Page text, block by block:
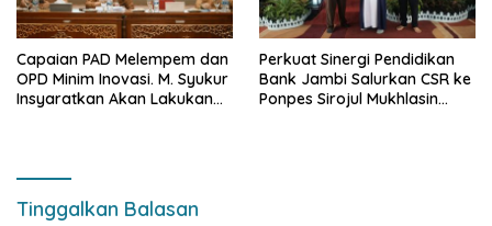
Capaian PAD Melempem dan
OPD Minim Inovasi. M. Syukur
Insyaratkan Akan Lakukan
Perkuat Sinergi Pendidikan
Bank Jambi Salurkan CSR ke
Ponpes Sirojul Mukhlasin
Tinggalkan Balasan